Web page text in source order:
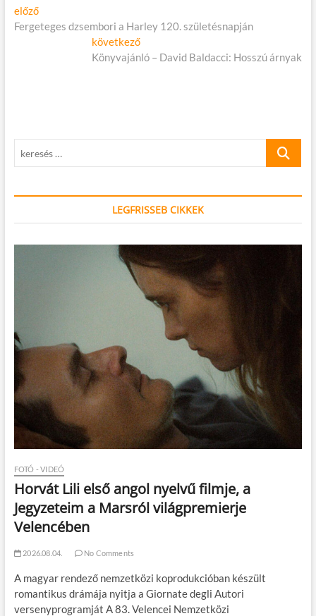
Bejegyzés
navigáció
előzőElőző
cikk:
Fergeteges dzsembori a Harley 120. születésnapján
következőKövetkező
cikk:
Könyvajánló – David Baldacci: Hosszú árnyak
keresés
LEGFRISSEB CIKKEK
FOTÓ - VIDEÓ
Horvát Lili első angol nyelvű filmje, a
Jegyzeteim a Marsról világpremierje
Velencében
2026.08.04. No Comments
A magyar rendező nemzetközi koprodukcióban készült
romantikus drámája nyitja a Giornate degli Autori
versenyprogramját A 83. Velencei Nemzetközi